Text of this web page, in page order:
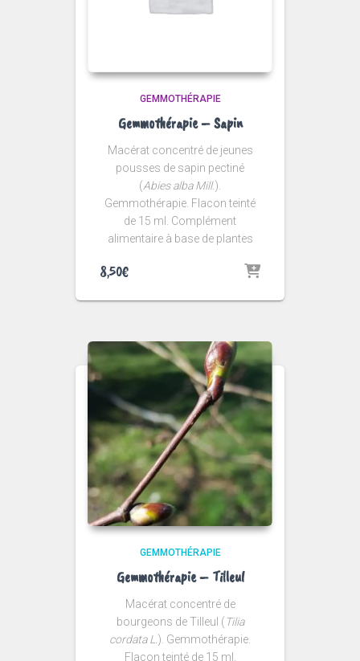
GEMMOTHÉRAPIE
Gemmothérapie – Sapin
Macérat concentré de jeunes
pousses de sapin pectiné
(Abies alba Mill.).
Gemmothérapie. Flacon teinté
de 15 ml. Complément
alimentaire à base de plantes
8,50€
GEMMOTHÉRAPIE
Gemmothérapie – Tilleul
Macérat concentré de
bourgeons de Tilleul ( Tilia
cordata L. ). Gemmothérapie.
Flacon teinté de 15 ml.